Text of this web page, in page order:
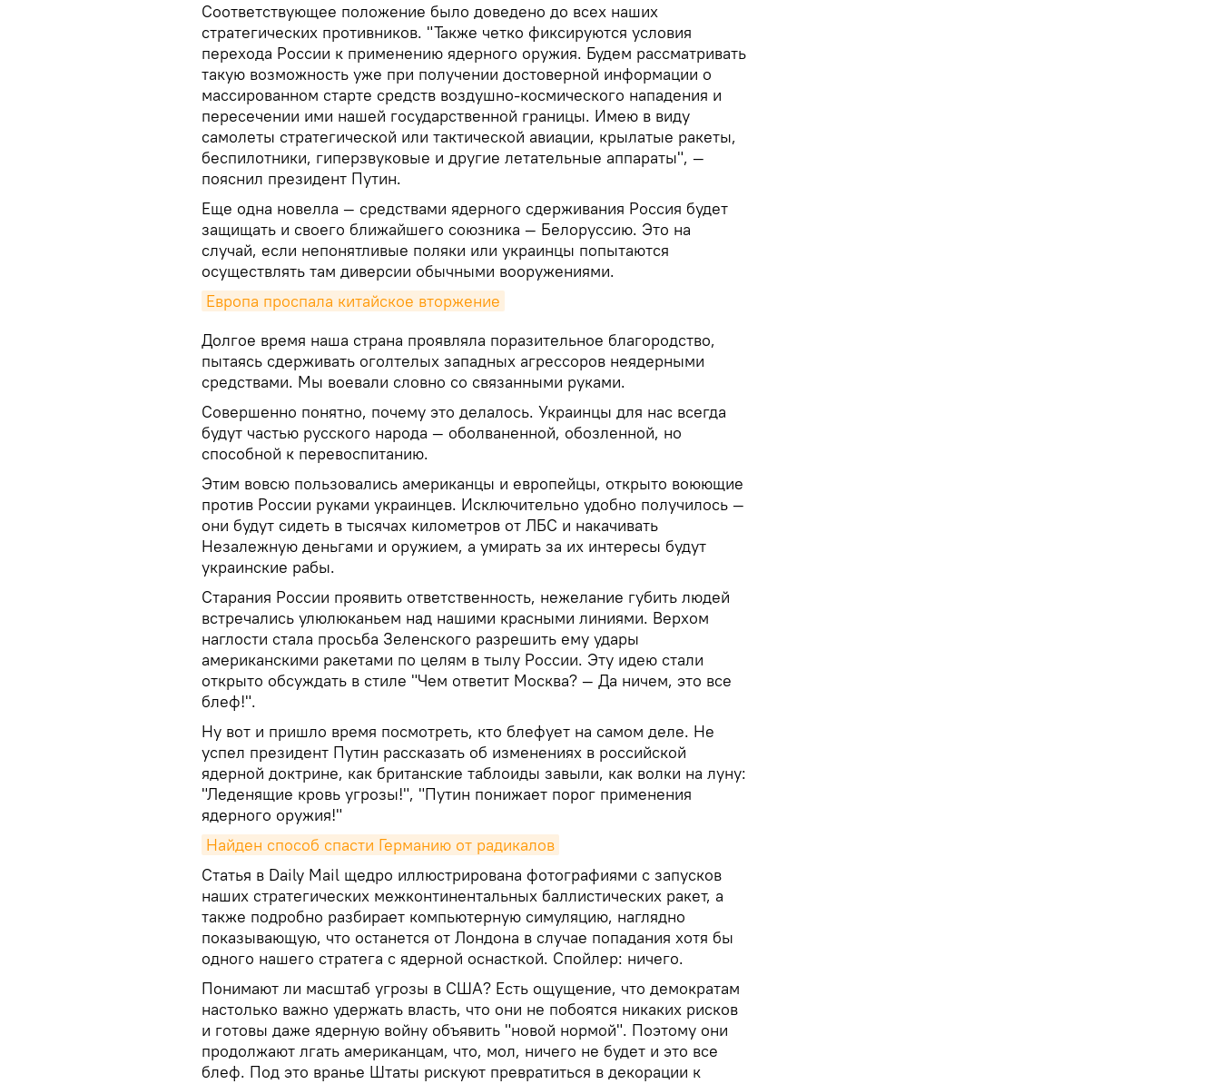
Соответствующее положение было доведено до всех наших
стратегических противников. "Также четко фиксируются условия
перехода России к применению ядерного оружия. Будем рассматривать
такую возможность уже при получении достоверной информации о
массированном старте средств воздушно-космического нападения и
пересечении ими нашей государственной границы. Имею в виду
самолеты стратегической или тактической авиации, крылатые ракеты,
беспилотники, гиперзвуковые и другие летательные аппараты", —
пояснил президент Путин.
Еще одна новелла — средствами ядерного сдерживания Россия будет
защищать и своего ближайшего союзника — Белоруссию. Это на
случай, если непонятливые поляки или украинцы попытаются
осуществлять там диверсии обычными вооружениями.
Европа проспала китайское вторжение
Долгое время наша страна проявляла поразительное благородство,
пытаясь сдерживать оголтелых западных агрессоров неядерными
средствами. Мы воевали словно со связанными руками.
Совершенно понятно, почему это делалось. Украинцы для нас всегда
будут частью русского народа — оболваненной, обозленной, но
способной к перевоспитанию.
Этим вовсю пользовались американцы и европейцы, открыто воюющие
против России руками украинцев. Исключительно удобно получилось —
они будут сидеть в тысячах километров от ЛБС и накачивать
Незалежную деньгами и оружием, а умирать за их интересы будут
украинские рабы.
Старания России проявить ответственность, нежелание губить людей
встречались улюлюканьем над нашими красными линиями. Верхом
наглости стала просьба Зеленского разрешить ему удары
американскими ракетами по целям в тылу России. Эту идею стали
открыто обсуждать в стиле "Чем ответит Москва? — Да ничем, это все
блеф!".
Ну вот и пришло время посмотреть, кто блефует на самом деле. Не
успел президент Путин рассказать об изменениях в российской
ядерной доктрине, как британские таблоиды завыли, как волки на луну:
"Леденящие кровь угрозы!", "Путин понижает порог применения
ядерного оружия!"
Найден способ спасти Германию от радикалов
Статья в Daily Mail щедро иллюстрирована фотографиями с запусков
наших стратегических межконтинентальных баллистических ракет, а
также подробно разбирает компьютерную симуляцию, наглядно
показывающую, что останется от Лондона в случае попадания хотя бы
одного нашего стратега с ядерной оснасткой. Спойлер: ничего.
Понимают ли масштаб угрозы в США? Есть ощущение, что демократам
настолько важно удержать власть, что они не побоятся никаких рисков
и готовы даже ядерную войну объявить "новой нормой". Поэтому они
продолжают лгать американцам, что, мол, ничего не будет и это все
блеф. Под это вранье Штаты рискуют превратиться в декорации к